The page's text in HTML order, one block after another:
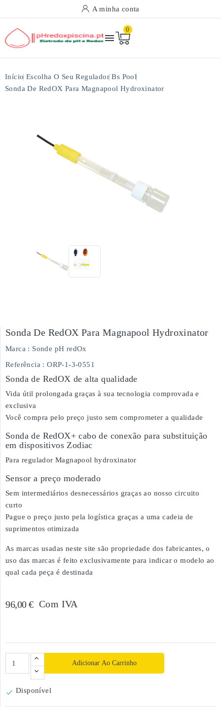
A minha conta

0
Início Escolha O Seu Regulador Bs Pool
Sonda De RedOX Para Magnapool Hydroxinator
Sonda De RedOX Para Magnapool Hydroxinator
Marca : Sonde pH redOx
Referência : ORP-1-3-0551
Sonda de RedOX de alta qualidade
Vida útil prolongada graças à sua tecnologia comprovada e
exclusiva
Você compra pelo preço justo sem comprometer a qualidade
Sonda de RedOX+ cabo de conexão para substituição
em dispositivos Zodiac
Para regulador Magnapool hydroxinator
Sensor a preço moderado
Sem intermediários desnecessários graças ao nosso circuito
curto
Pague o preço justo pela logística graças a uma cadeia de
suprimentos otimizada
As marcas usadas neste site são propriedade dos fabricantes, o
uso das marcas é feito exclusivamente para indicar o modelo ao
qual cada peça é destinada
96,00 € Com IVA
Adicionar Ao Carrinho
 Disponível